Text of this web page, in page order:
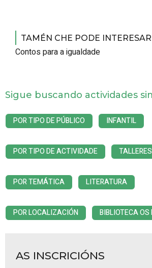
TAMÉN CHE PODE INTERESAR
Contos para a igualdade
Sigue buscando actividades
POR TIPO DE PÚBLICO INFANTIL
POR TIPO DE ACTIVIDADE TALLERES
POR TEMÁTICA LITERATURA
POR LOCALIZACIÓN BIBLIOTECA OS
AS INSCRICIÓNS